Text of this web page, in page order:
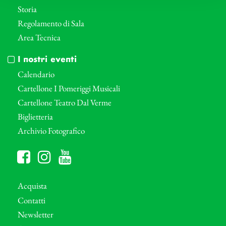
Storia
Regolamento di Sala
Area Tecnica
I nostri eventi
Calendario
Cartellone I Pomeriggi Musicali
Cartellone Teatro Dal Verme
Biglietteria
Archivio Fotografico
Acquista
Contatti
Newsletter